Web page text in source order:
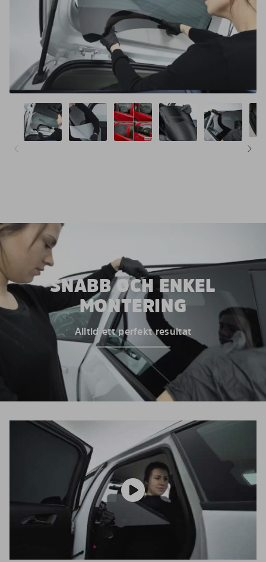
SNABB OCH ENKEL
MONTERING
Alltid ett perfekt resultat